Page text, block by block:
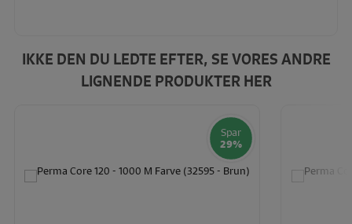
IKKE DEN DU LEDTE EFTER, SE VORES ANDRE
LIGNENDE PRODUKTER HER
Spar
29%